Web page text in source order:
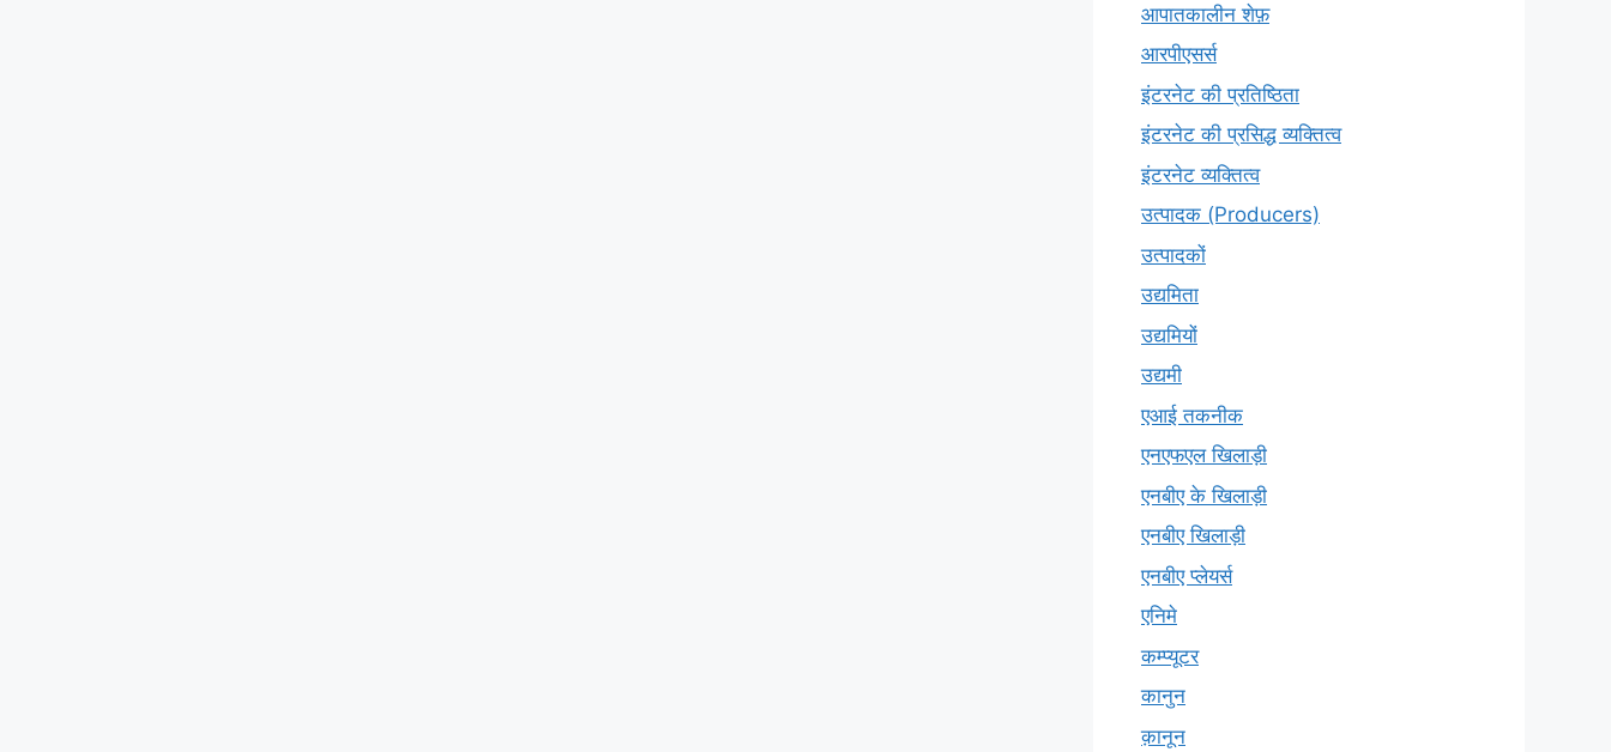
आपातकालीन शेफ़
आरपीएसर्स
इंटरनेट की प्रतिष्ठिता
इंटरनेट की प्रसिद्ध व्यक्तित्व
इंटरनेट व्यक्तित्व
उत्पादक (Producers)
उत्पादकों
उद्यमिता
उद्यमियों
उद्यमी
एआई तकनीक
एनएफएल खिलाड़ी
एनबीए के खिलाड़ी
एनबीए खिलाड़ी
एनबीए प्लेयर्स
एनिमे
कम्प्यूटर
कानुन
क़ानून